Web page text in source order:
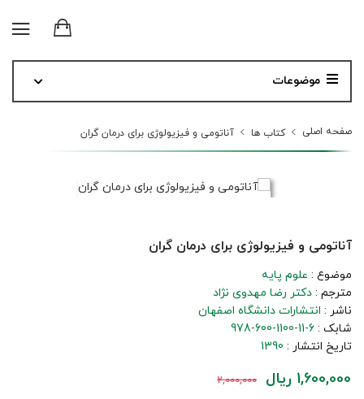
موضوعات
صفحه اصلی کتاب ها آناتومی و فیزیولوژی برای درمان گران
آناتومی و فیزیولوژی برای درمان گران
موضوع : علوم پایه
مترجم : دکتر رضا مهدوی نژاد
ناشر : انتشارات دانشگاه اصفهان
شابک : 978-600-1100-11-6
تاریخ انتشار : 1390
1,600,000 ریال 2,000,000